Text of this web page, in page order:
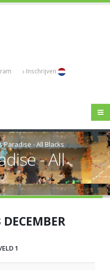
Inschrijven
Paradise - All Blacks
- All
1